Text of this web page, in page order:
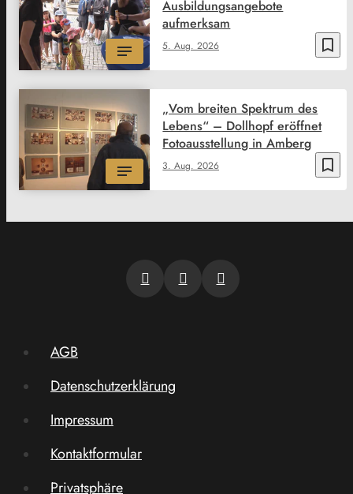
bookmark_border
5. Aug. 2026
Ausbildungsangebote
aufmerksam
bookmark_border
3. Aug. 2026
„Vom breiten Spektrum des
Lebens“ – Dollhopf eröffnet
Fotoausstellung in Amberg
AGB
Datenschutzerklärung
Impressum
Kontaktformular
Privatsphäre